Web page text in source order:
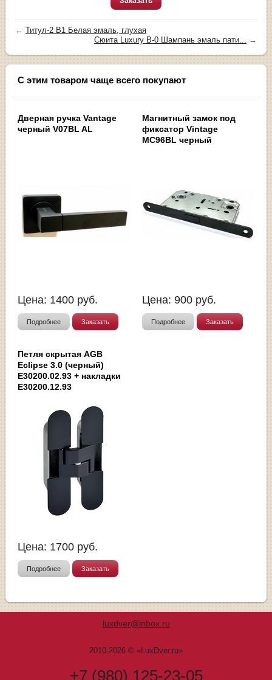
←Титул-2 В1 Белая эмаль, глухая
Сюита Luxury В-0 Шампань эмаль пати... →
С этим товаром чаще всего покупают
Дверная ручка Vantage
черный V07BL AL
Цена: 1400 руб.
Подробнее Заказать
Магнитный замок под
фиксатор Vintage
MC96BL черный
Цена: 900 руб.
Подробнее Заказать
Петля скрытая AGB
Eclipse 3.0 (черный)
E30200.02.93 + накладки
E30200.12.93
Цена: 1700 руб.
Подробнее Заказать
luxdver@inbox.ru
2010-2026 © «LuxDver.ru»
+7 (980) 125-23-05